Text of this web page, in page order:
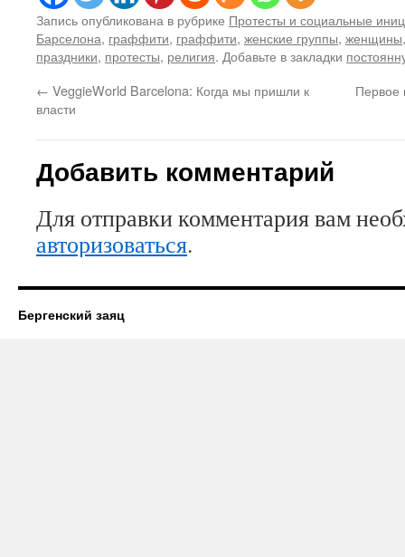
Запись опубликована в рубрике Протесты и социальные
Барселона, граффити, граффити, женские группы, женщины
праздники, протесты, религия. Добавьте в закладки
← VeggieWorld Barcelona: Когда мы пришли к
власти
Первое
Добавить комментарий
Для отправки комментария вам
авторизоваться.
Бергенский заяц